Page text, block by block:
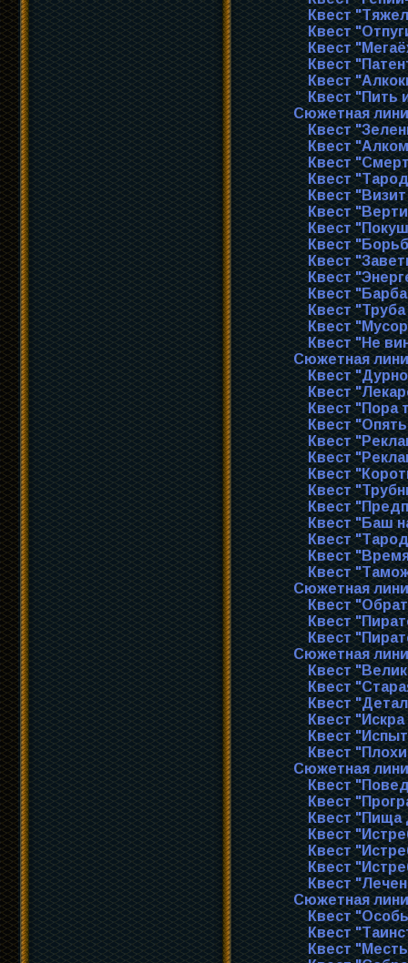
Квест
Квест
Квест
Квест
Квест
Квест "Пить
Сюжетная
Квест
Квест
Квест
Квест
Квест
Квест
Квест
Квест
Квест
Квест
Квест
Квест
Квест
Квест "Не
Сюжетная
Квест
Квест
Квест "Пора
Квест
Квест
Квест
Квест
Квест
Квест
Квест "Баш
Квест
Квест
Квест
Сюжетная
Квест
Квест
Квест
Сюжетная
Квест
Квест
Квест
Квест
Квест
Квест
Сюжетная
Квест
Квест
Квест "Пища
Квест
Квест
Квест
Квест
Сюжетная
Квест
Квест
Квест